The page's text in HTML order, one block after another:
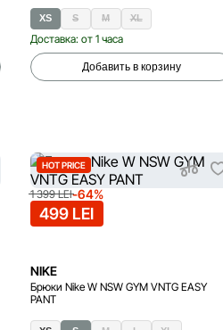
XS S M XL
Доставка: от 1 часа
Добавить в корзину
HOT PRICE
1 399 LEI-64%
499 LEI
NIKE
Брюки Nike W NSW GYM VNTG EASY
PANT